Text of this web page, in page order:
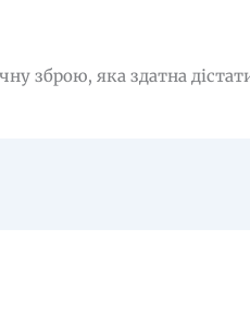
зброю, яка здатна